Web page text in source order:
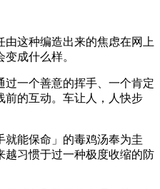
这种编造出来的焦虑在网上
成什么样。
过一个善意的挥手、一个肯定
前的互动。车让人，人快步
就能保命」的毒鸡汤奉为圭
越习惯于过一种极度收缩的防